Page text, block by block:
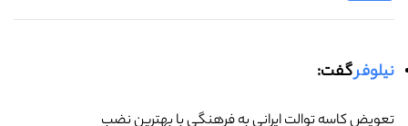
نیلوفرگفت:
تعویض کاسه توالت ایرانی به فرهنگی با بهترین نضب